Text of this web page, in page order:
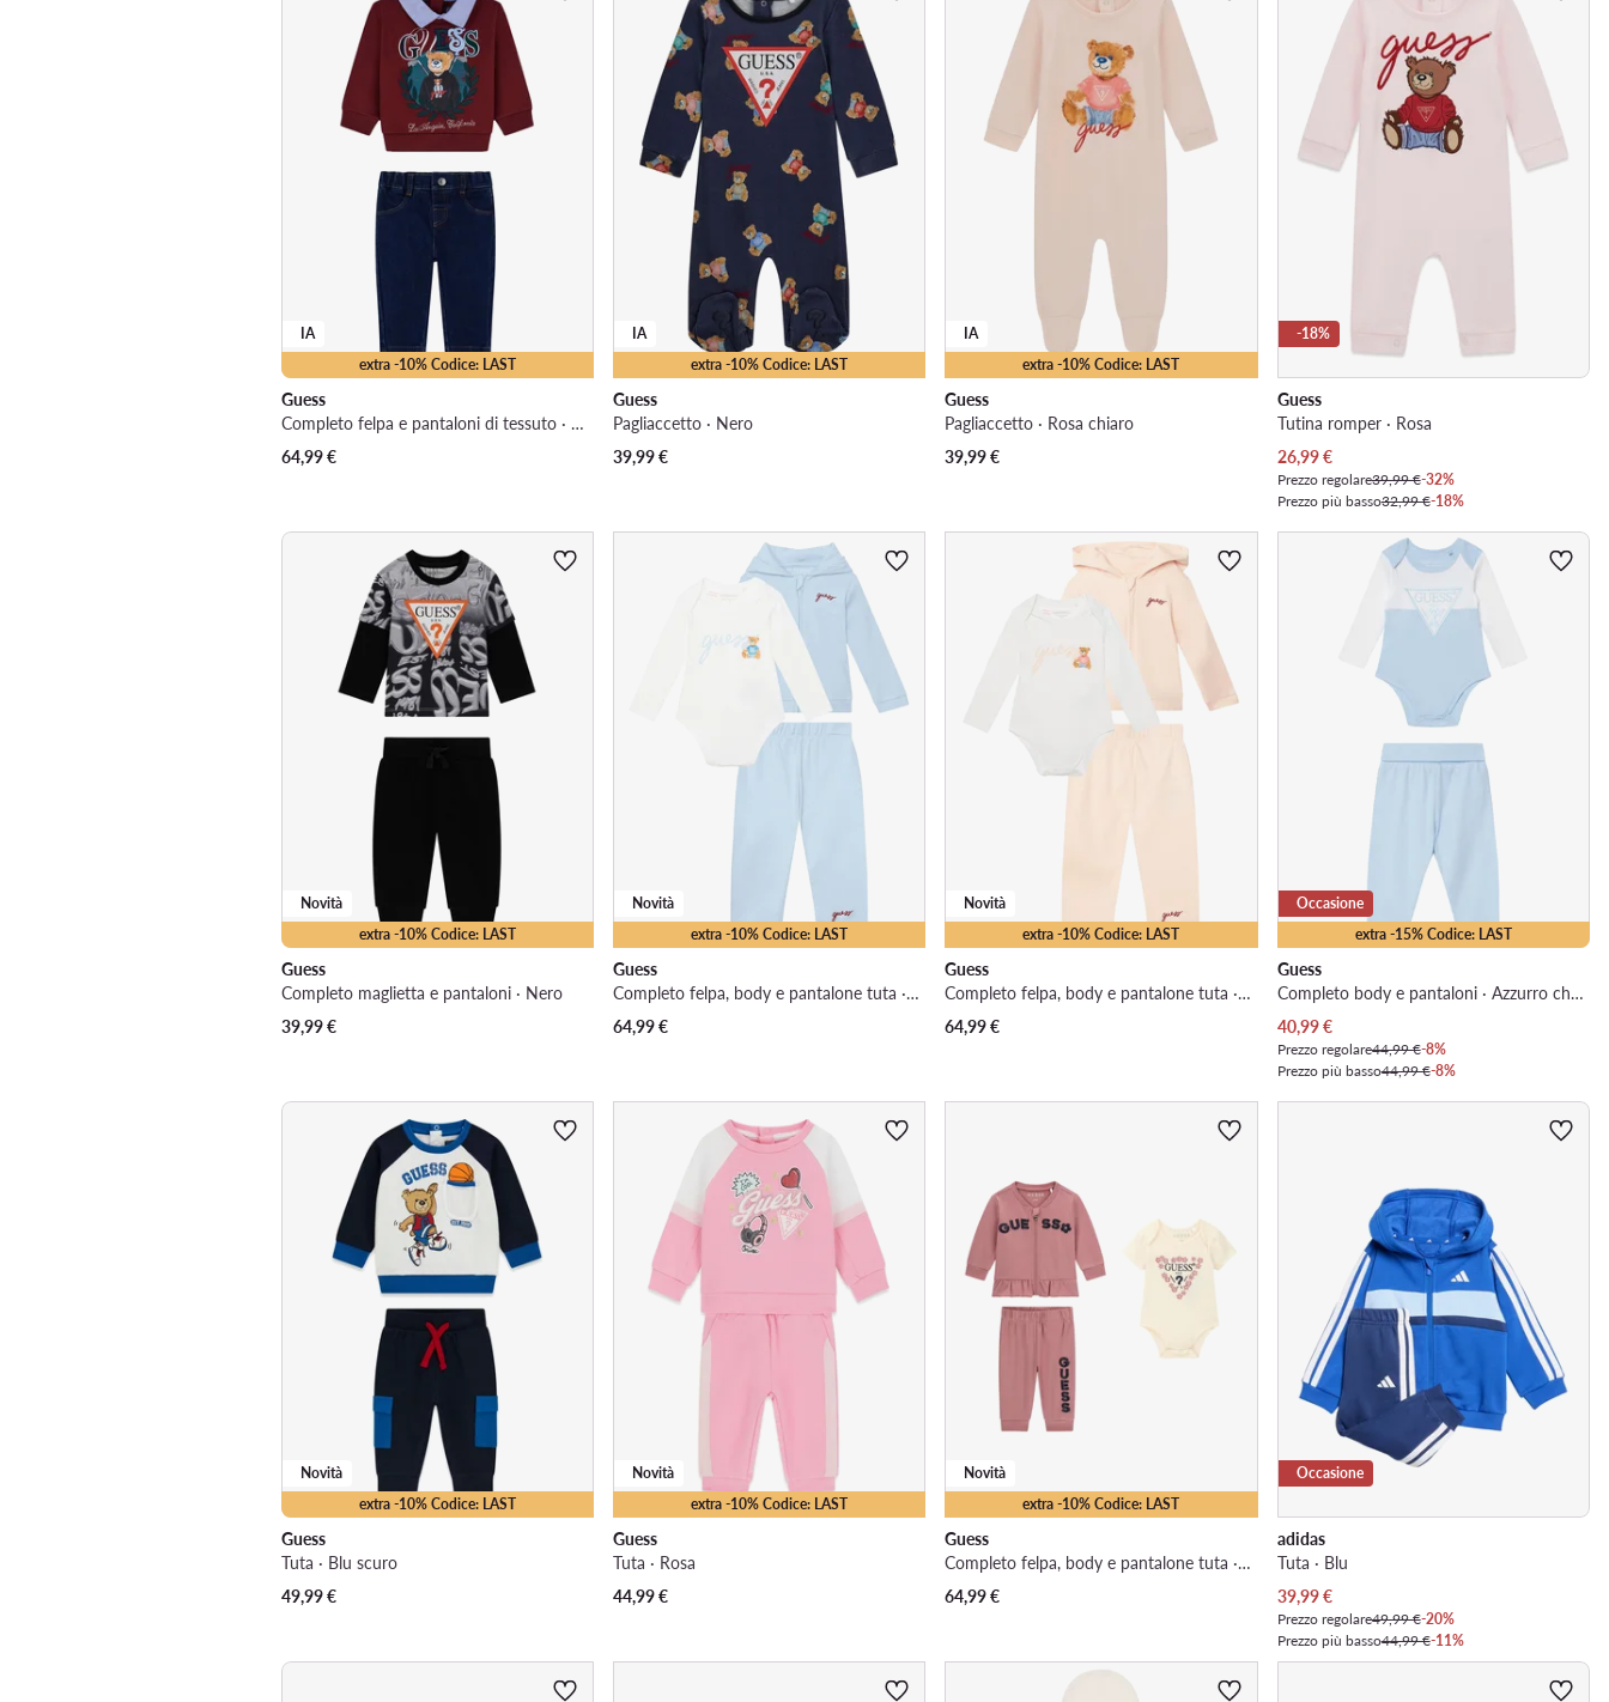
extra -10% Codice: LAST
IA
Guess
Completo felpa e pantaloni di tessuto · Multicolore
64,99€
extra -10% Codice: LAST
IA
Guess
Pagliaccetto · Nero
39,99€
extra -10% Codice: LAST
IA
Guess
Pagliaccetto · Rosa chiaro
39,99€
-18%
Guess
Tutina romper · Rosa
Prezzo attuale
26,99€
Prezzo regolare39,99 €-32%
Prezzo più basso32,99 €-18%
extra -10% Codice: LAST
Novità
Guess
Completo maglietta e pantaloni · Nero
39,99€
extra -10% Codice: LAST
Novità
Guess
Completo felpa, body e pantalone tuta · Azzurro chiaro
64,99€
extra -10% Codice: LAST
Novità
Guess
Completo felpa, body e pantalone tuta · Rosa chiaro
64,99€
extra -15% Codice: LAST
Occasione
Guess
Completo body e pantaloni · Azzurro chiaro
Prezzo attuale
40,99€
Prezzo regolare44,99 €-8%
Prezzo più basso44,99 €-8%
extra -10% Codice: LAST
Novità
Guess
Tuta · Blu scuro
49,99€
extra -10% Codice: LAST
Novità
Guess
Tuta · Rosa
44,99€
extra -10% Codice: LAST
Novità
Guess
Completo felpa, body e pantalone tuta · Rosa
64,99€
Occasione
adidas
Tuta · Blu
Prezzo attuale
39,99€
Prezzo regolare49,99 €-20%
Prezzo più basso44,99 €-11%